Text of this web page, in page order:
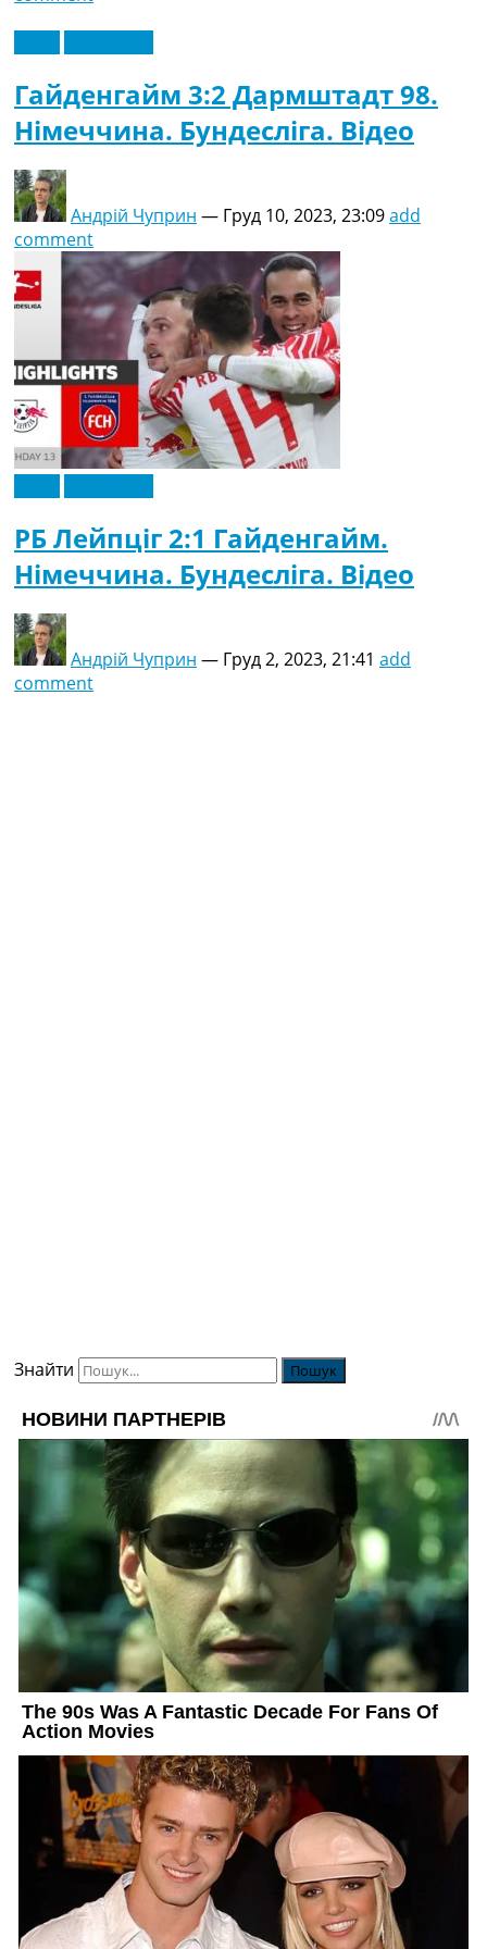
Гайденгайм 3:2 Дармштадт 98.
Німеччина. Бундесліга. Відео
Андрій Чуприн — Груд 10, 2023, 23:09add
comment
РБ Лейпціг 2:1 Гайденгайм.
Німеччина. Бундесліга. Відео
Андрій Чуприн — Груд 2, 2023, 21:41 add
comment
Знайти